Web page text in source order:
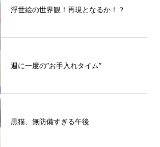
浮世絵の世界観！再現となるか！？
週に一度の”お手入れタイム”
黒猫、無防備すぎる午後